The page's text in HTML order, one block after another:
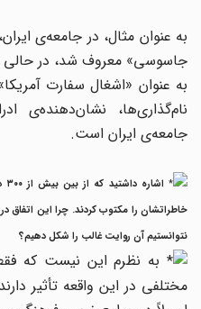
به عنوان مثال، در جامعه‌ی
جاسوسی» معروف شد، در حالی
به عنوان «اشغال سفارت
نام‌گذاری‌ها، نشان‌دهنده‌ی
جامعه‌ی ایران است.
اشاره
خاطراتشان را مکتوب کردند. چرا این اتفاق در
نتوانستیم آن روایت غالب را شکل دهیم؟
به نظرم این نیست که فقط
مختلفی در این واقعه تأثیر